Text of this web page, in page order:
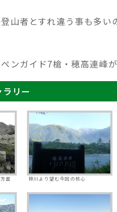
山者とすれ違う事も多
ンガイド7槍・穂高連峰
リー
面 梓川より望む今回の核心